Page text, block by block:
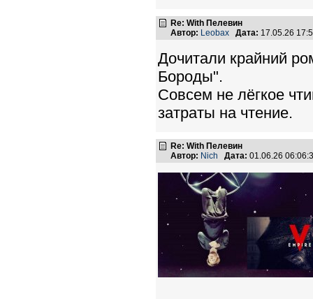
Re: With Пелевин
Автор: Leobax Дата: 17.05.26
Дочитали крайний
Бороды".
Совсем не лёгкое
затраты на чтение.
Re: With Пелевин
Автор: Nich Дата: 01.06.26